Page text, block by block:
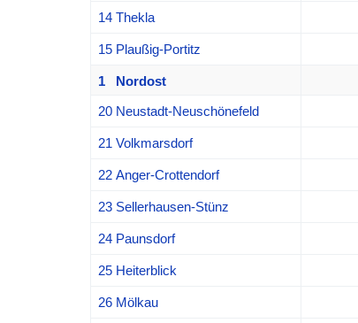
14 Thekla
15 Plaußig-Portitz
1 Nordost
20 Neustadt-Neuschönefeld
21 Volkmarsdorf
22 Anger-Crottendorf
23 Sellerhausen-Stünz
24 Paunsdorf
25 Heiterblick
26 Mölkau